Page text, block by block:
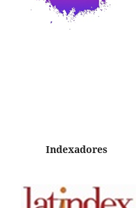
Indexadores